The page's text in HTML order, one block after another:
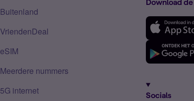
Buitenland
VriendenDeal
eSIM
Meerdere nummers
5G internet
Download
Socials